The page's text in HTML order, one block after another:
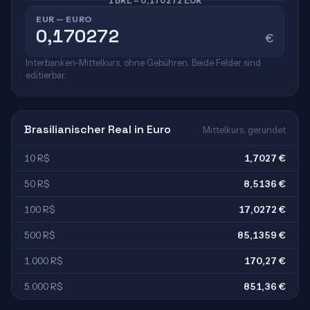
EUR — EURO
€
Interbanken-Mittelkurs, ohne Gebühren. Beide Felder sind
editierbar.
Brasilianischer Real in Euro Mittelkurs, gerundet
10 R$ 1,7027 €
50 R$ 8,5136 €
100 R$ 17,0272 €
500 R$ 85,1359 €
1.000 R$ 170,27 €
5.000 R$ 851,36 €